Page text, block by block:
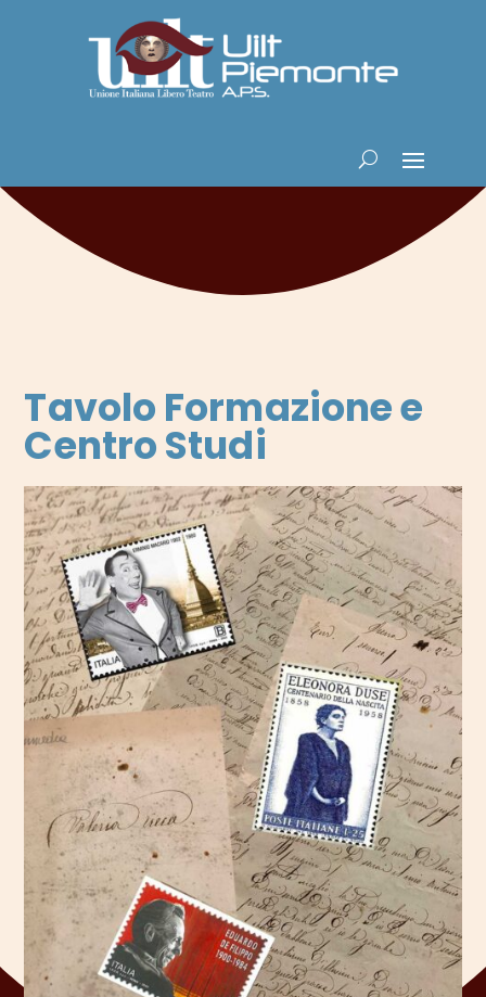
Tavolo Formazione e
Centro Studi